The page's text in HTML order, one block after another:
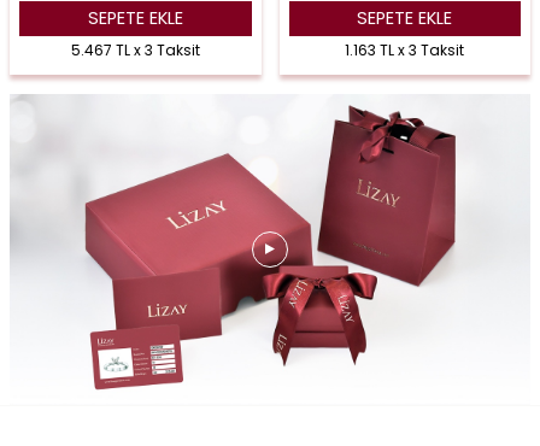
SEPETE EKLE
5.467 TL x 3 Taksit
SEPETE EKLE
1.163 TL x 3 Taksit